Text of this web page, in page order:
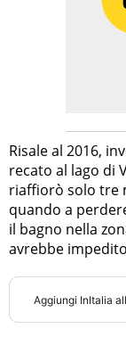
Risale al 2016,
recato al lago di
riaffiorò solo tre
quando a
il bagno nella
avrebbe
Aggiungi InItalia